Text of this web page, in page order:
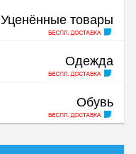
Уценённые товары
Одежда
Обувь